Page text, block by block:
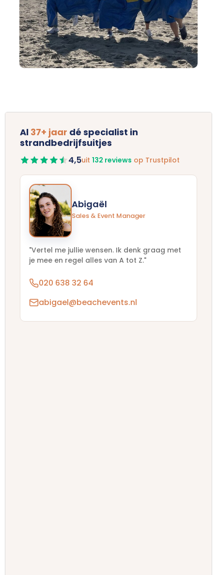
Al 37+ jaar dé specialist in
strandbedrijfsuitjes
4,5uit 132 reviews op Trustpilot
Abigaël
Sales & Event Manager
"Vertel me jullie wensen. Ik denk graag met
je mee en regel alles van A tot Z."
020 638 32 64
abigael@beachevents.nl